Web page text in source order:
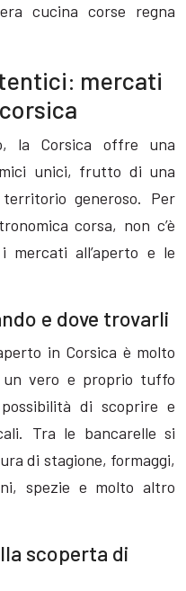
cucina corse regna
mercati
la Corsica offre una
unici, frutto di una
generoso. Per
corsa, non c’è
mercati all’aperto e le
e dove trovarli
in Corsica è molto
un vero e proprio tuffo
di scoprire e
Tra le bancarelle si
di stagione, formaggi,
spezie e molto altro
scoperta di